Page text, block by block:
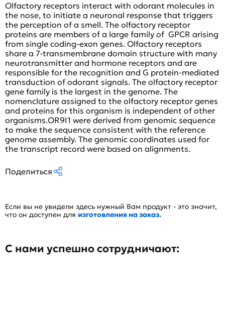
Olfactory receptors interact with odorant molecules in
the nose, to initiate a neuronal response that triggers
the perception of a smell. The olfactory receptor
proteins are members of a large family of GPCR arising
from single coding-exon genes. Olfactory receptors
share a 7-transmembrane domain structure with many
neurotransmitter and hormone receptors and are
responsible for the recognition and G protein-mediated
transduction of odorant signals. The olfactory receptor
gene family is the largest in the genome. The
nomenclature assigned to the olfactory receptor genes
and proteins for this organism is independent of other
organisms.OR9I1 were derived from genomic sequence
to make the sequence consistent with the reference
genome assembly. The genomic coordinates used for
the transcript record were based on alignments.
Поделиться
Если вы не увидели здесь нужный Вам продукт - это значит,
что он доступен для изготовления на заказ.
С нами успешно сотрудничают: